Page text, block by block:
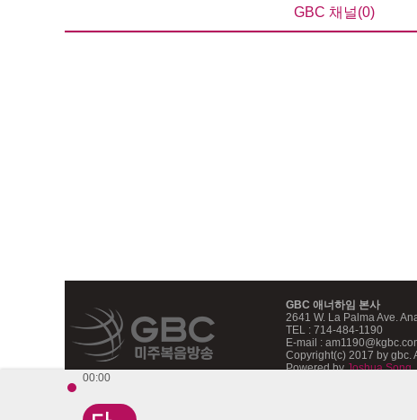
00:00
GBC 채널(0)
GBC 애너하임 본사
2641 W. La Palma Ave.
TEL : 714-484-1190
E-mail :
Copyright(c) 2017 by gbc.
Powered byJoshua Song